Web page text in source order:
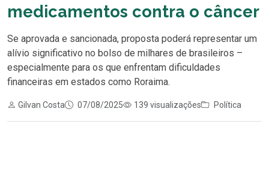
medicamentos contra o câncer
Se aprovada e sancionada, proposta poderá representar um
alívio significativo no bolso de milhares de brasileiros –
especialmente para os que enfrentam dificuldades
financeiras em estados como Roraima.
Gilvan Costa 07/08/2025 139 visualizações Política